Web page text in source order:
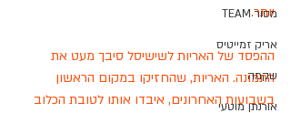
מסור TEAM
אריק זמייטיס
שקמה
אורנתן מוטעי
יותר.
ההפסד של האריות לשישיסל סיבך מעט את
התמונה. האריות, שהחזיקו במקום הראשון
בשבועות האחרונים, איבדו אותו לטובת הכלוב